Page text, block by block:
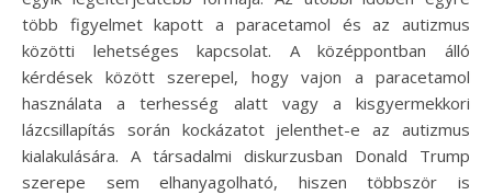
több figyelmet kapott a paracetamol és az autizmus
közötti lehetséges kapcsolat. A középpontban álló
kérdések között szerepel, hogy vajon a paracetamol
használata a terhesség alatt vagy a kisgyermekkori
lázcsillapítás során kockázatot jelenthet-e az autizmus
kialakulására. A társadalmi diskurzusban Donald Trump
szerepe sem elhanyagolható, hiszen többször is